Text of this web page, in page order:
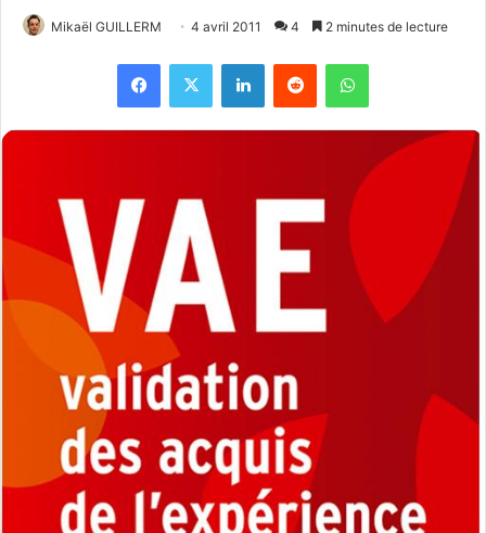
Mikaël GUILLERM 4 avril 2011 4 2 minutes de lecture